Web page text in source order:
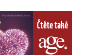
Čtěte také